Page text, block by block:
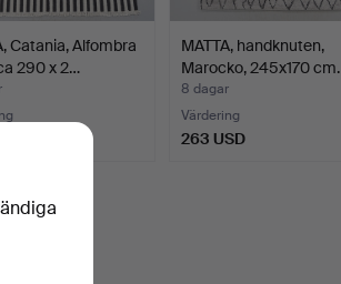
Catania, Alfombra
290 x 2…
MATTA, handknuten,
Marocko, 245x170 cm.
8 dagar
Värdering
263 USD